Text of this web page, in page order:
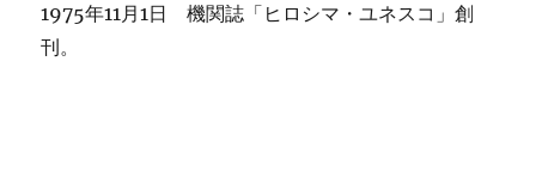
1975年11月1日 機関誌「ヒロシマ・ユネスコ」創
刊。